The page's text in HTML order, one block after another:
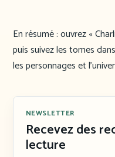
En résumé : ouvrez «
puis suivez les tomes
les personnages et
NEWSLETTER
Recevez des
lecture